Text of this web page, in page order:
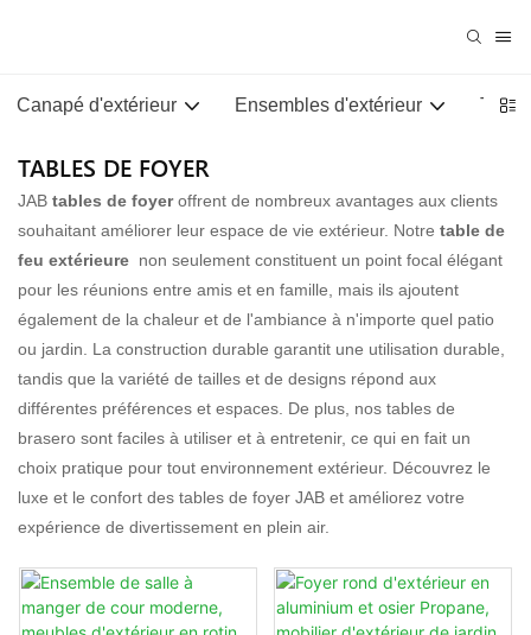
Canapé d'extérieur Ensembles d'extérieur
TABLES DE FOYER
JAB tables de foyeroffrent de nombreux avantages aux clients
souhaitant améliorer leur espace de vie extérieur. Notre table de
feu extérieure non seulement constituent un point focal élégant
pour les réunions entre amis et en famille, mais ils ajoutent
également de la chaleur et de l'ambiance à n'importe quel patio
ou jardin. La construction durable garantit une utilisation durable,
tandis que la variété de tailles et de designs répond aux
différentes préférences et espaces. De plus, nos tables de
brasero sont faciles à utiliser et à entretenir, ce qui en fait un
choix pratique pour tout environnement extérieur. Découvrez le
luxe et le confort des tables de foyer JAB et améliorez votre
expérience de divertissement en plein air.